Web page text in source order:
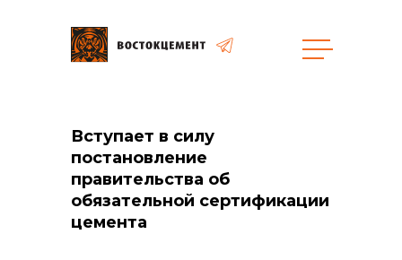
Закупки
общая информация
Вступает в силу
постановление
правительства об
обязательной сертификации
цемента